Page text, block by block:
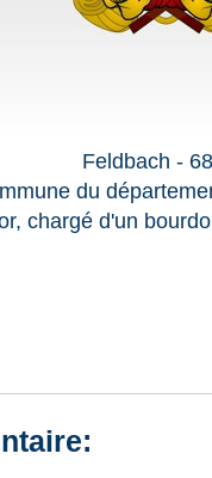
Feldbach -
du
chargé d'un